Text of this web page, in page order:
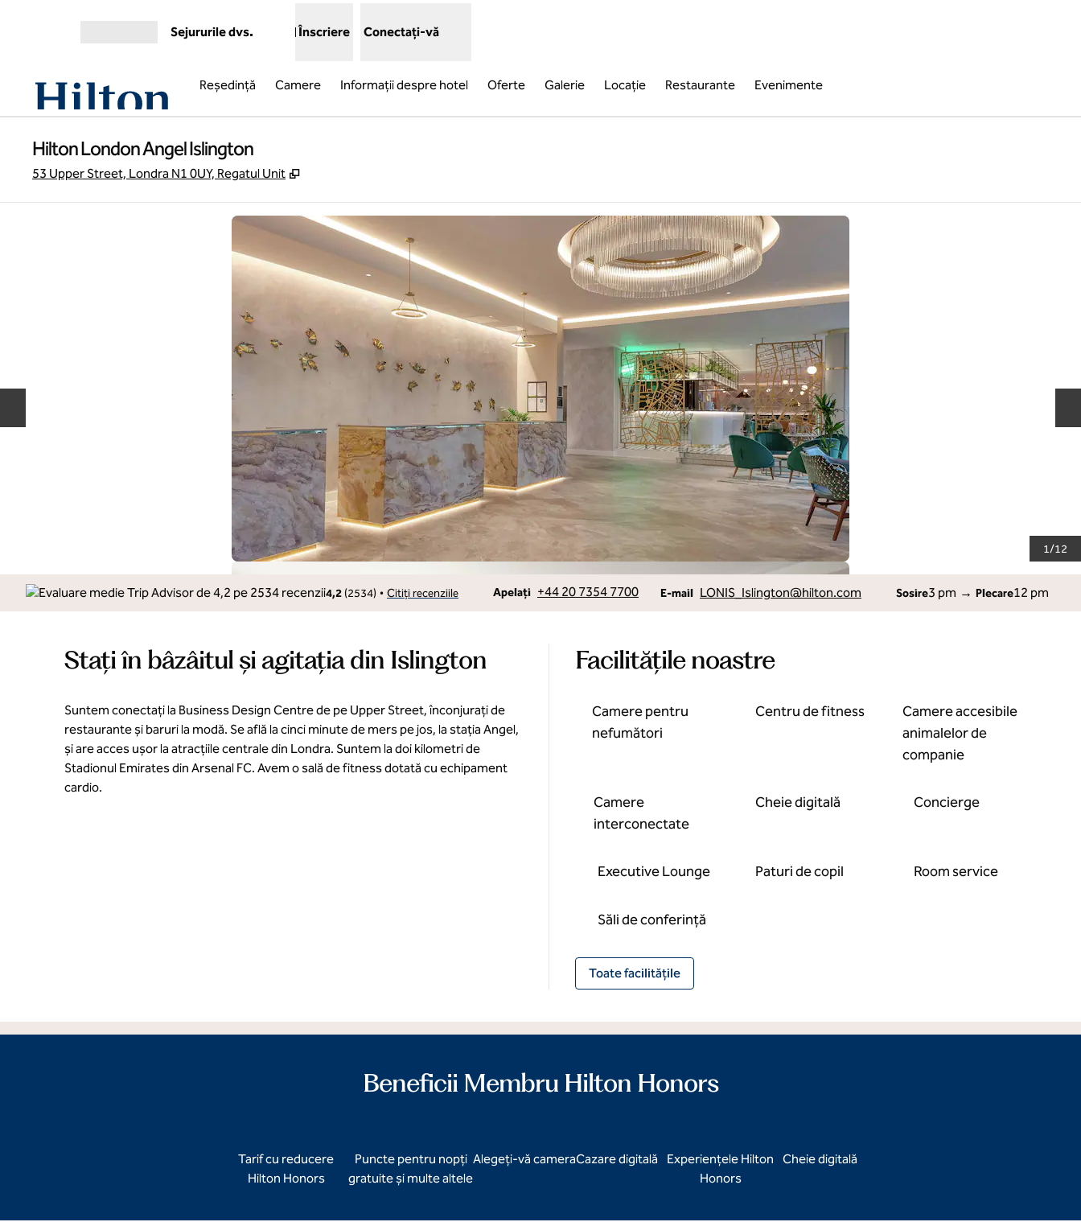
Sejururile dvs. Înscriere Conectați-vă
Reşedinţă Camere Informații despre hotel Oferte Galerie Locaţie Restaurante Evenimente
Hilton London Angel Islington
53 Upper Street, Londra N1 0UY, Regatul Unit ,
1/12
4,2 (2534) • Citiți recenziile Apelați
Apelare +44 20 7354 7700 E-mail
Email LONIS_Islington@hilton.com Sosire3 pm → Plecare12 pm
Stați în bâzâitul și agitația din Islington
Suntem conectați la Business Design Centre de pe Upper Street, înconjurați de
restaurante și baruri la modă. Se află la cinci minute de mers pe jos, la stația Angel,
și are acces ușor la atracțiile centrale din Londra. Suntem la doi kilometri de
Stadionul Emirates din Arsenal FC. Avem o sală de fitness dotată cu echipament
cardio.
Facilităţile noastre
Camere pentru
nefumători
Centru de fitness
Camere accesibile
animalelor de
companie
Camere
interconectate
Cheie digitală Concierge
Executive Lounge Paturi de copil Room service
Săli de conferință
Toate facilitățile
Beneficii Membru Hilton Honors
Tarif cu reducere
Hilton Honors
Puncte pentru nopți
gratuite și multe altele
Alegeți-vă cameraCazare digitală
Experiențele Hilton
Honors
Cheie digitală